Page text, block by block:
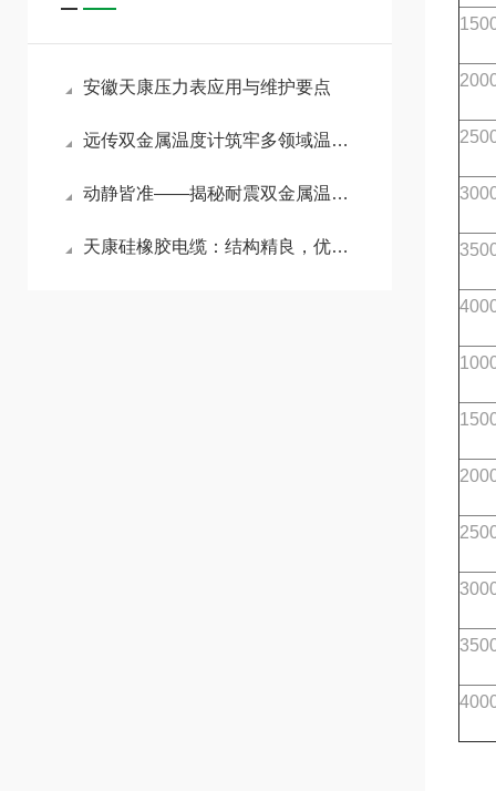
安徽天康压力表应用与维护要点
远传双金属温度计筑牢多领域温度管控防线
动静皆准——揭秘耐震双金属温度计在强振动环境下的测温奥秘
天康硅橡胶电缆：结构精良，优点明显